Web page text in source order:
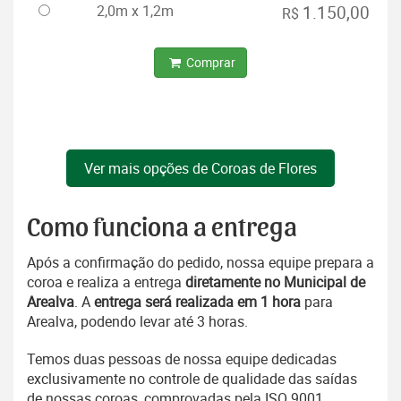
2,0m x 1,2m R$ 1.150,00
Comprar
Ver mais opções de Coroas de Flores
Como funciona a entrega
Após a confirmação do pedido, nossa equipe prepara a
coroa e realiza a entrega diretamente no Municipal de
Arealva. Aentrega será realizada em 1 hora para
Arealva, podendo levar até 3 horas.
Temos duas pessoas de nossa equipe dedicadas
exclusivamente no controle de qualidade das saídas